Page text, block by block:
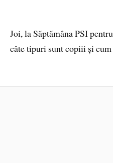
Joi, la Săptămâna PSI
câte tipuri sunt copiii și